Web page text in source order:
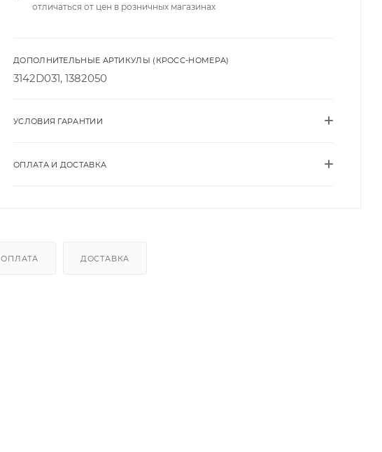
отличаться от цен в розничных магазинах
ДОПОЛНИТЕЛЬНЫЕ АРТИКУЛЫ (КРОСС-НОМЕРА)
3142D031, 1382050
УСЛОВИЯ ГАРАНТИИ
ОПЛАТА И ДОСТАВКА
ОПЛАТА ДОСТАВКА